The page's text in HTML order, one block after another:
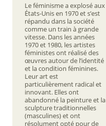
Le féminisme a explosé aux
États-Unis en 1970 et s’est
répandu dans la société
comme un train à grande
vitesse. Dans les années
1970 et 1980, les artistes
féministes ont réalisé des
œuvres autour de l’identité
et la condition féminines.
Leur art est
particulièrement radical et
innovant. Elles ont
abandonné la peinture et la
sculpture traditionnelles
(masculines) et ont
résolument opté pour de